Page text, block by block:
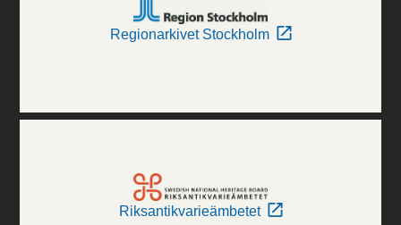
Regionarkivet Stockholm
Riksantikvarieämbetet